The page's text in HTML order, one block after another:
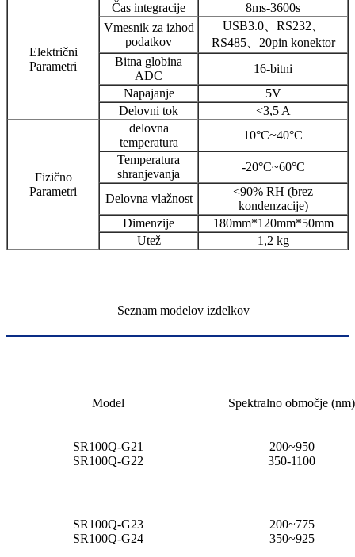
Električni
Parametri
Čas integracije
8ms-3600s
Vmesnik za izhod
podatkov
USB3.0、RS232、
RS485、20pin konektor
Bitna globina
ADC
16-bitni
Napajanje
5V
Delovni tok
<3,5 A
Fizično
Parametri
delovna
temperatura
10°C~40°C
Temperatura
shranjevanja
-20°C~60°C
Delovna vlažnost
<90% RH (brez
kondenzacije)
Dimenzije
180mm*120mm*50mm
Utež
1,2 kg
Seznam modelov izdelkov
Model Spektralno območje (nm)
SR100Q-G21
SR100Q-G22
200~950
350-1100
SR100Q-G23
SR100Q-G24
200~775
350~925